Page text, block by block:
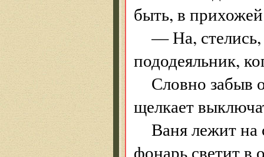
быть, в
— На,
пододеяльник,
Словно забыв
щелкает
Ваня лежит на
фонарь светит в